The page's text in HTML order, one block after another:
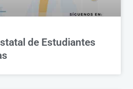
de Estudiantes